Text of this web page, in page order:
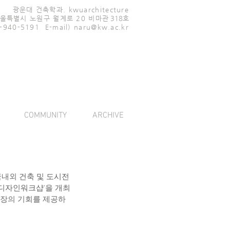
광운대 건축학과. kwuarchitecture
특별시 노원구 월계로 20 비마관 318호
940-5191 E-mail) naru@kw.ac.kr
COMMUNITY ARCHIVE
외 건축 및 도시전
인워크샵’을 개최
의 기회를 제공하